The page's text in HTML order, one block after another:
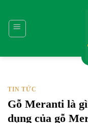
qua
nội
TIN TỨC
Gỗ Meranti là
dụng của gỗ